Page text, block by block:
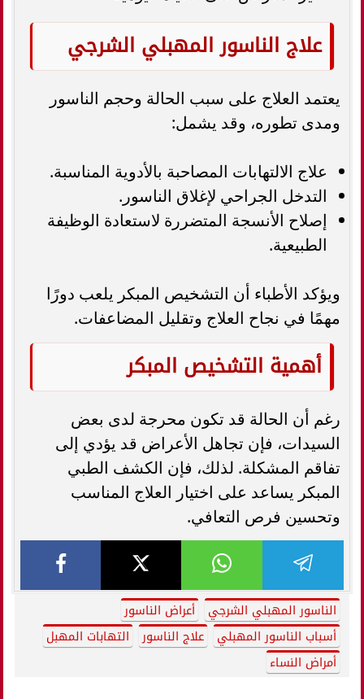
علاج الناسور المهبلي الشرجي
يعتمد العلاج على سبب الحالة وحجم الناسور
ومدى تطوره، وقد يشمل:
علاج الالتهابات المصاحبة بالأدوية المناسبة.
التدخل الجراحي لإغلاق الناسور.
إصلاح الأنسجة المتضررة لاستعادة الوظيفة
الطبيعية.
ويؤكد الأطباء أن التشخيص المبكر يلعب دورًا
مهمًا في نجاح العلاج وتقليل المضاعفات.
أهمية التشخيص المبكر
رغم أن الحالة قد تكون محرجة لدى بعض
السيدات، فإن تجاهل الأعراض قد يؤدي إلى
تفاقم المشكلة. لذلك، فإن الكشف الطبي
المبكر يساعد على اختيار العلاج المناسب
وتحسين فرص التعافي.
الناسور المهبلي الشرجي
أعراض الناسور
أسباب الناسور المهبلي
علاج الناسور
التهابات المهبل
أمراض النساء